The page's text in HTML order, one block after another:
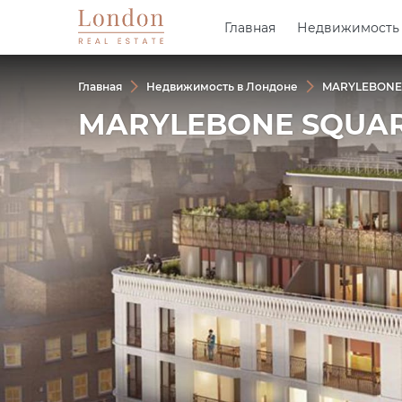
Главная Недвижимость
Главная Недвижимость
Главная Недвижимость в Лондоне
MARYLEBONE